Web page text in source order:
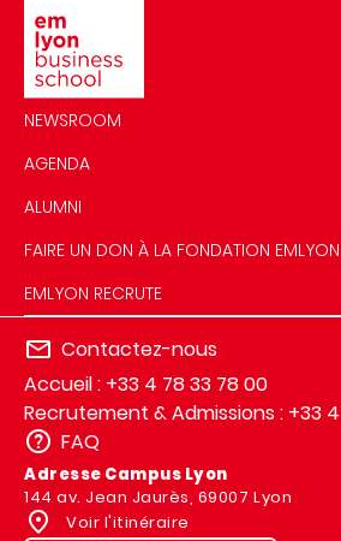
NEWSROOM
AGENDA
ALUMNI
FAIRE UN DON À LA FONDATION EMLYON
EMLYON RECRUTE
Contactez-nous
Accueil : +33 4 78 33 78 00
Recrutement & Admissions : +33 4
FAQ
Adresse Campus Lyon
144 av. Jean Jaurès, 69007 Lyon
Voir l'itinéraire